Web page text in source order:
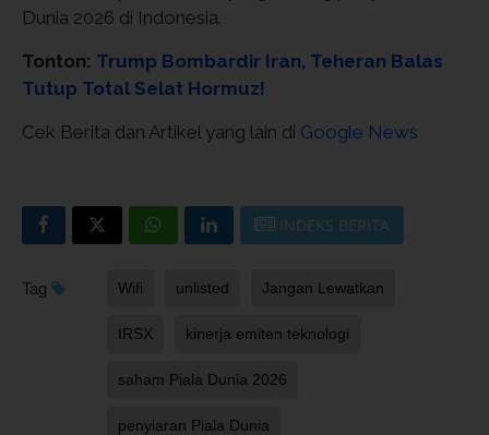
Dunia 2026 di Indonesia.
Tonton: Trump Bombardir Iran, Teheran Balas
Tutup Total Selat Hormuz!
Cek Berita dan Artikel yang lain di Google News
INDEKS BERITA
Tag Wifi unlisted Jangan Lewatkan
IRSX kinerja emiten teknologi
saham Piala Dunia 2026
penyiaran Piala Dunia